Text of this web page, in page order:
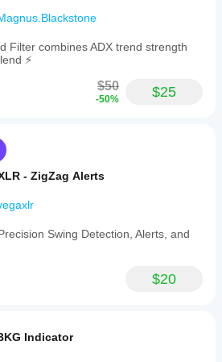
Filter combines ADX trend strength
⚡
$50
-50% $25
- ZigZag Alerts
Swing Detection, Alerts, and
$20
Indicator